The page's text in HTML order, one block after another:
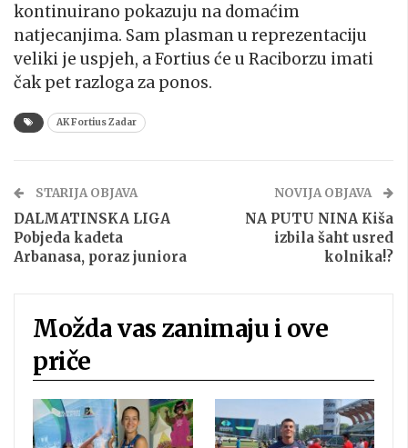
kontinuirano pokazuju na domaćim
natjecanjima. Sam plasman u reprezentaciju
veliki je uspjeh, a Fortius će u Raciborzu imati
čak pet razloga za ponos.
AK Fortius Zadar
STARIJA OBJAVA
DALMATINSKA LIGA
Pobjeda kadeta
Arbanasa, poraz juniora
NOVIJA OBJAVA
NA PUTU NINA Kiša
izbila šaht usred
kolnika!?
Možda vas zanimaju i ove
priče